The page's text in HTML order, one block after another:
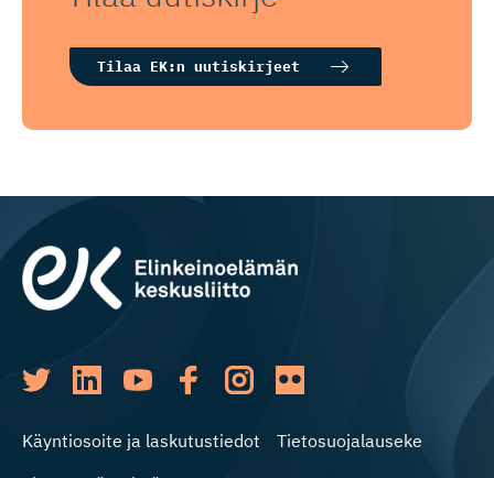
Tilaa EK:n uutiskirjeet
Käyntiosoite ja laskutustiedot
Tietosuojalauseke